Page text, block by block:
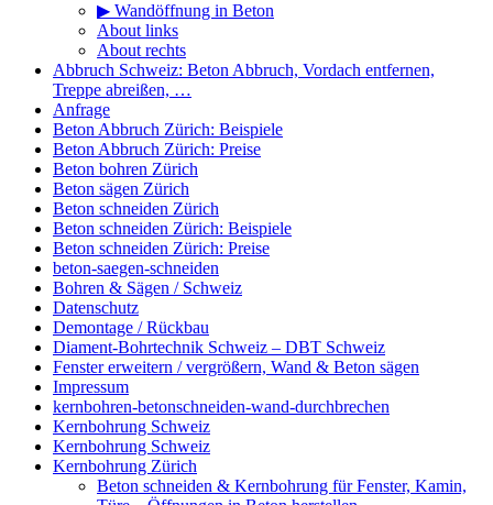
▶ Wandöffnung in Beton
About links
About rechts
Abbruch Schweiz: Beton Abbruch, Vordach entfernen,
Treppe abreißen, …
Anfrage
Beton Abbruch Zürich: Beispiele
Beton Abbruch Zürich: Preise
Beton bohren Zürich
Beton sägen Zürich
Beton schneiden Zürich
Beton schneiden Zürich: Beispiele
Beton schneiden Zürich: Preise
beton-saegen-schneiden
Bohren & Sägen / Schweiz
Datenschutz
Demontage / Rückbau
Diament-Bohrtechnik Schweiz – DBT Schweiz
Fenster erweitern / vergrößern, Wand & Beton sägen
Impressum
kernbohren-betonschneiden-wand-durchbrechen
Kernbohrung Schweiz
Kernbohrung Schweiz
Kernbohrung Zürich
Beton schneiden & Kernbohrung für Fenster, Kamin,